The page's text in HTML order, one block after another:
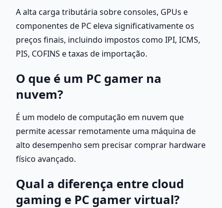
A alta carga tributária sobre consoles, GPUs e
componentes de PC eleva significativamente os
preços finais, incluindo impostos como IPI, ICMS,
PIS, COFINS e taxas de importação.
O que é um PC gamer na
nuvem?
É um modelo de computação em nuvem que
permite acessar remotamente uma máquina de
alto desempenho sem precisar comprar hardware
físico avançado.
Qual a diferença entre cloud
gaming e PC gamer virtual?